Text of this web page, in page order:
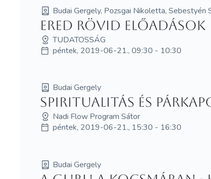
Budai Gergely, Pozsgai Nikoletta, Sebestyén
ERED rövid előadások
TUDATOSSÁG
péntek, 2019-06-21., 09:30 - 10:30
Budai Gergely
Spiritualitás és
Nadi Flow Program Sátor
péntek, 2019-06-21., 15:30 - 16:30
Budai Gergely